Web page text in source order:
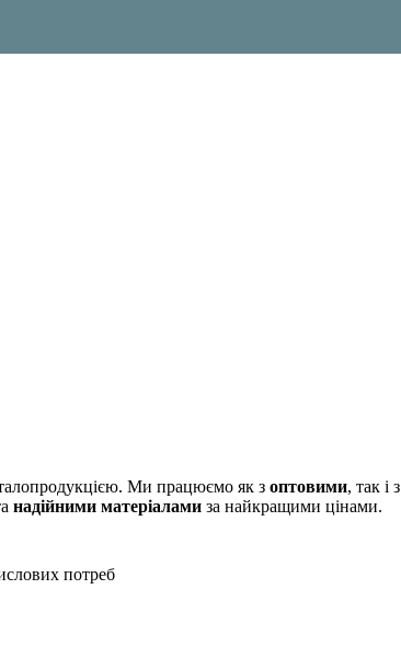
Ми працюємо як з оптовими, так і з
надійними матеріалами за найкращими цінами.
потреб